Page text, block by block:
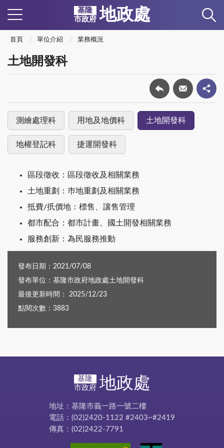
基隆
市政府 地政處
首頁 單位介紹 業務概況
土地開發科
測繪處理科 用地及地價科 土地開發科
地權登記科 捷運開發科
區段徵收：區段徵收及相關業務
土地重劃：巿地重劃及相關業務
抵費/扺價地：標售、讓售管理
都市配合：都市計畫、國土開發相關業務
服務創新：為民服務推動
發布日期：2021/07/08
發布單位：基隆市政府地政處土地開發科
最後更新時間： 2025/12/23
點閱次數：3883
基隆
市政府 地政處
地址：基隆市義一路一號二樓
電話：(02)2420-1122 #2403~#2419
傳真：(02)2422-7791